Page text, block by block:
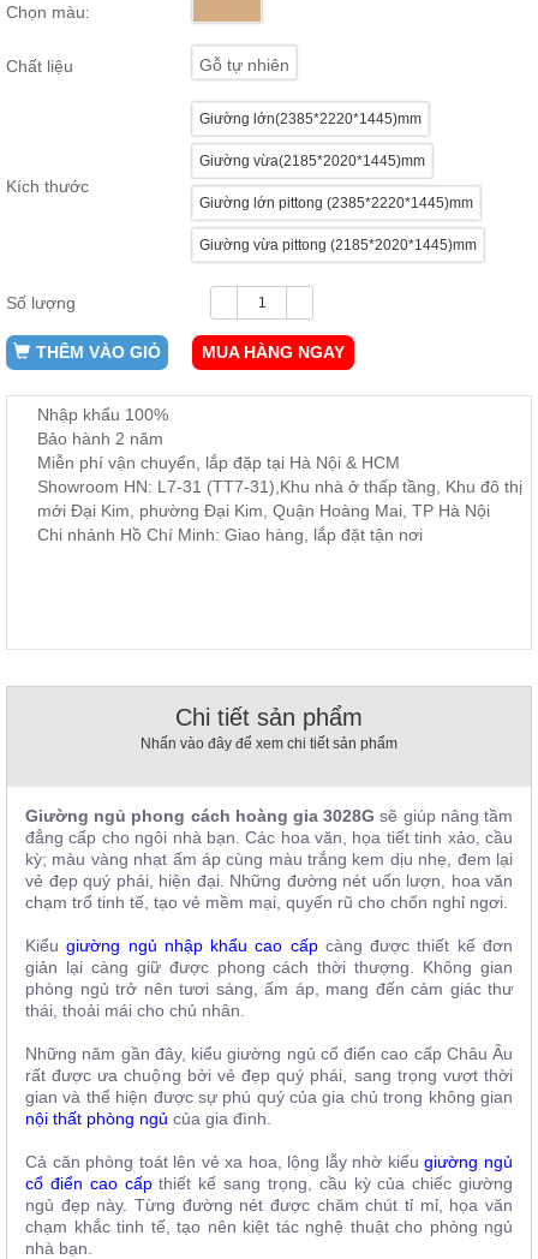
ăn,
kệ
Ban
ban
xích
đu,
ghế...
Phụ
Kiện
Trang
Chọn màu:
Chất liệu Gỗ tự nhiên
Kích thước
Giường lớn(2385*2220*1445)mm
Giường vừa(2185*2020*1445)mm
Giường lớn pittong (2385*2220*1445)mm
Giường vừa pittong (2185*2020*1445)mm
Số lượng
THÊM VÀO GIỎ MUA HÀNG NGAY
Nhập khẩu 100%
Bảo hành 2 năm
Miễn phí vận chuyển, lắp đặp tại Hà Nội & HCM
Showroom HN: L7-31 (TT7-31),Khu nhà ở thấp tầng, Khu đô thị
mới Đại Kim, phường Đại Kim, Quận Hoàng Mai, TP Hà Nội
Chi nhánh Hồ Chí Minh: Giao hàng, lắp đặt tận nơi
Chi tiết sản phẩm
Nhấn vào đây để xem chi tiết sản phẩm
Giường ngủ phong cách hoàng gia 3028G sẽ giúp nâng tầm
đẳng cấp cho ngôi nhà bạn. Các hoa văn, họa tiết tinh xảo, cầu
kỳ; màu vàng nhạt ấm áp cùng màu trắng kem dịu nhẹ, đem lại
vẻ đẹp quý phái, hiện đại. Những đường nét uốn lượn, hoa văn
chạm trổ tinh tế, tạo vẻ mềm mại, quyến rũ cho chốn nghỉ ngơi.
Kiểugiường ngủ nhập khẩu cao cấpcàng được thiết kế đơn
giản lại càng giữ được phong cách thời thượng. Không gian
phòng ngủ trở nên tươi sáng, ấm áp, mang đến cảm giác thư
thái, thoải mái cho chủ nhân.
Những năm gần đây, kiểu giường ngủ cổ điển cao cấp Châu Âu
rất được ưa chuộng bởi vẻ đẹp quý phái, sang trọng vượt thời
gian và thể hiện được sự phú quý của gia chủ trong không gian
nội thất phòng ngủ của gia đình.
Cả căn phòng toát lên vẻ xa hoa, lộng lẫy nhờ kiểugiường ngủ
cổ điển cao cấpthiết kế sang trọng, cầu kỳ của chiếc giường
ngủ đẹp này. Từng đường nét được chăm chút tỉ mỉ, họa văn
chạm khắc tinh tế, tạo nên kiệt tác nghệ thuật cho phòng ngủ
nhà bạn.